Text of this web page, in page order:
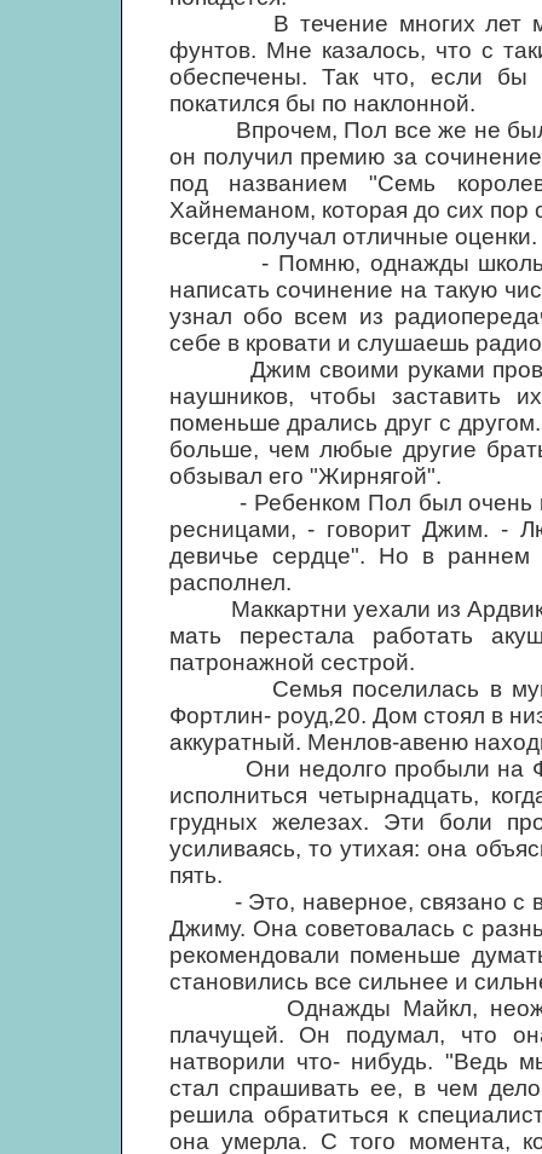
В течение многих лет
фунтов. Мне казалось, что с
обеспечены. Так что, если бы
покатился бы по наклонной.
Впрочем, Пол все же не был
он получил премию за
под названием "Семь
Хайнеманом, которая до сих пор
всегда получал отличные оценки.
- Помню, однажды школьный
написать сочинение на такую
узнал обо всем из
себе в кровати и слушаешь
Джим своими руками провел
наушников, чтобы заставить
поменьше дрались друг с
больше, чем любые другие
обзывал его "Жирнягой".
- Ребенком Пол был очень
ресницами, - говорит Джим. -
девичье сердце". Но в раннем
располнел.
Маккартни уехали из
мать перестала работать
патронажной сестрой.
Семья поселилась в
Фортлин- роуд,20. Дом стоял в
аккуратный. Менлов-авеню
Они недолго пробыли на
исполниться четырнадцать,
грудных железах. Эти боли
усиливаясь, то утихая: она
пять.
- Это, наверное, связано с
Джиму. Она советовалась с
рекомендовали поменьше
становились все сильнее и
Однажды Майкл,
плачущей. Он подумал, что
натворили что- нибудь. "Ведь
стал спрашивать ее, в чем
решила обратиться к
она умерла. С того момента,